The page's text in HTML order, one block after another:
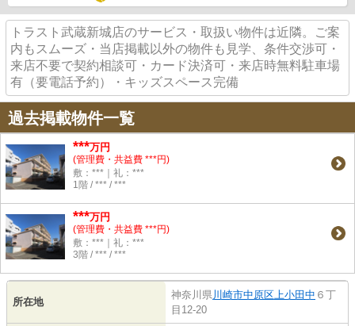
トラスト武蔵新城店のサービス・取扱い物件は近隣。ご案
内もスムーズ・当店掲載以外の物件も見学、条件交渉可・
来店不要で契約相談可・カード決済可・来店時無料駐車場
有（要電話予約）・キッズスペース完備
過去掲載物件一覧
***万円
(管理費・共益費 ***円)
敷：***｜礼：***
1階 / *** / ***
***万円
(管理費・共益費 ***円)
敷：***｜礼：***
3階 / *** / ***
所在地
神奈川県川崎市中原区上小田中 ６丁
目12-20